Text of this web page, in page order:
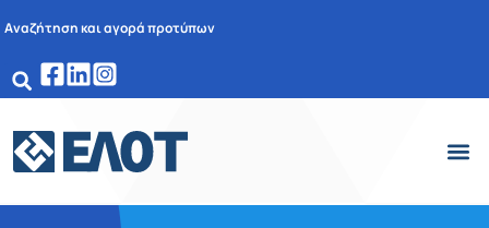
Αναζήτηση και αγορά προτύπων